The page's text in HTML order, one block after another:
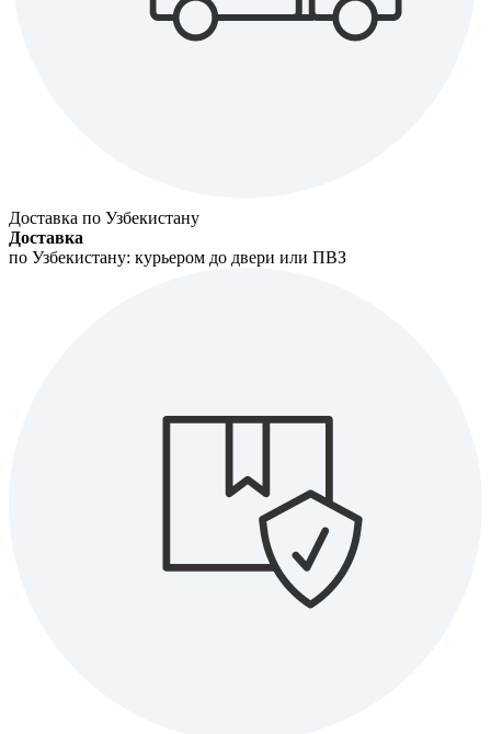
Доставка по Узбекистану
Доставка
по Узбекистану: курьером до двери или ПВЗ